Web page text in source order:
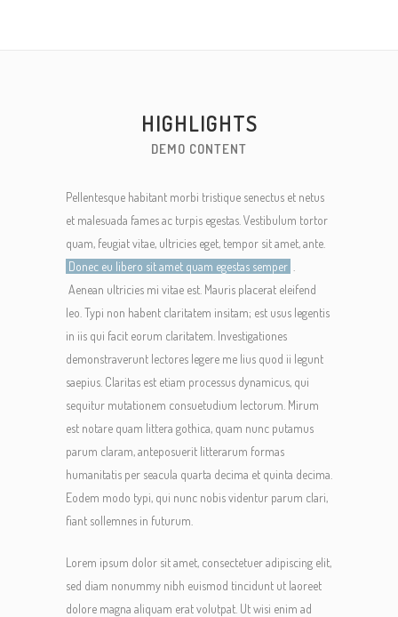
HIGHLIGHTS
DEMO CONTENT
Pellentesque habitant morbi tristique senectus et netus
et malesuada fames ac turpis egestas. Vestibulum tortor
quam, feugiat vitae, ultricies eget, tempor sit amet, ante.
Donec eu libero sit amet quam egestas semper
Aenean ultricies mi vitae est. Mauris placerat eleifend
leo. Typi non habent claritatem insitam; est usus legentis
in iis qui facit eorum claritatem. Investigationes
demonstraverunt lectores legere me lius quod ii legunt
saepius. Claritas est etiam processus dynamicus, qui
sequitur mutationem consuetudium lectorum. Mirum
est notare quam littera gothica, quam nunc putamus
parum claram, anteposuerit litterarum formas
humanitatis per seacula quarta decima et quinta decima.
Eodem modo typi, qui nunc nobis videntur parum clari,
fiant sollemnes in futurum.
Lorem ipsum dolor sit amet, consectetuer adipiscing elit,
sed diam nonummy nibh euismod tincidunt ut laoreet
dolore magna aliquam erat volutpat. Ut wisi enim ad